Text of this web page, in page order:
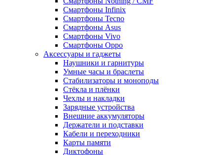
Смартфоны Infinix
Смартфоны Tecno
Смартфоны Asus
Смартфоны Vivo
Смартфоны Oppo
Аксессуары и гаджеты
Наушники и гарнитуры
Умные часы и браслеты
Стабилизаторы и моноподы
Стёкла и плёнки
Чехлы и накладки
Зарядные устройства
Внешние аккумуляторы
Держатели и подставки
Кабели и переходники
Карты памяти
Диктофоны